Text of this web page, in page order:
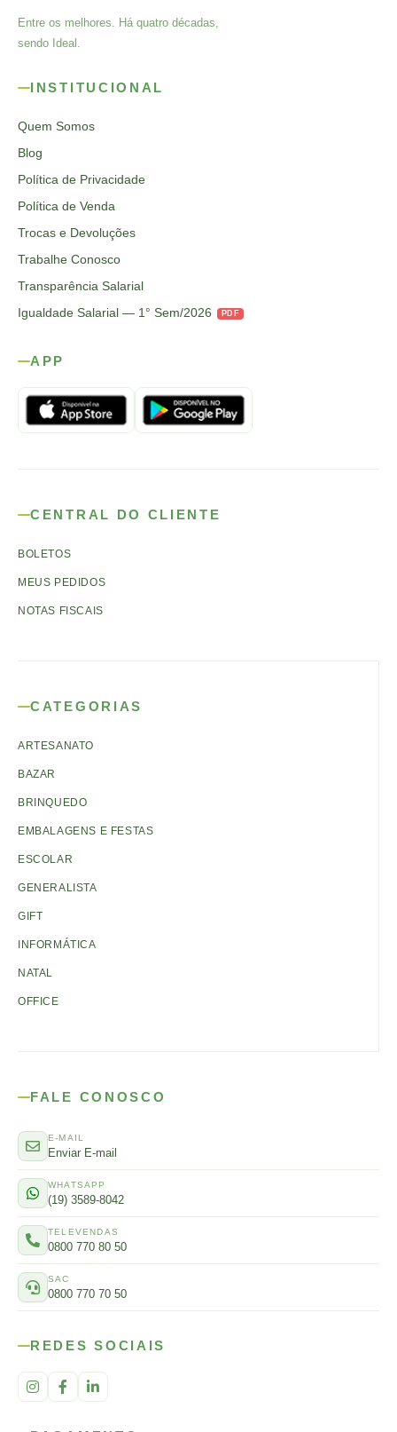
Entre os melhores. Há quatro décadas,
sendo Ideal.
INSTITUCIONAL
Quem Somos
Blog
Política de Privacidade
Política de Venda
Trocas e Devoluções
Trabalhe Conosco
Transparência Salarial
Igualdade Salarial — 1° Sem/2026
PDF
APP
CENTRAL DO CLIENTE
BOLETOS
MEUS PEDIDOS
NOTAS FISCAIS
CATEGORIAS
ARTESANATO
BAZAR
BRINQUEDO
EMBALAGENS E FESTAS
ESCOLAR
GENERALISTA
GIFT
INFORMÁTICA
NATAL
OFFICE
FALE CONOSCO
E-MAIL
Enviar E-mail
WHATSAPP
(19) 3589-8042
TELEVENDAS
0800 770 80 50
SAC
0800 770 70 50
REDES SOCIAIS